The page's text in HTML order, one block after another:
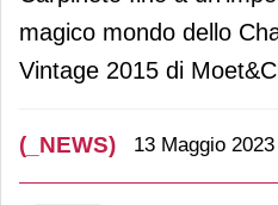
magico mondo dello
Vintage 2015 di
(_NEWS) 13 Maggio 2023